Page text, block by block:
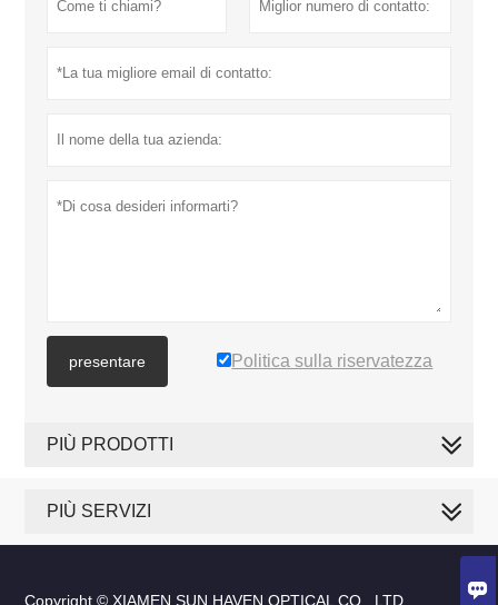

presentare Politica sulla riservatezza
PIÙ PRODOTTI
PIÙ SERVIZI
Copyright © XIAMEN SUN HAVEN OPTICAL CO., LTD.